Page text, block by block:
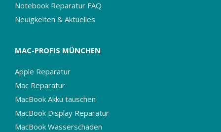
Notebook Reparatur FAQ
Neuigkeiten & Aktuelles
MAC-PROFIS MÜNCHEN
Apple Reparatur
Mac Reparatur
MacBook Akku tauschen
MacBook Display Reparatur
MacBook Wasserschaden